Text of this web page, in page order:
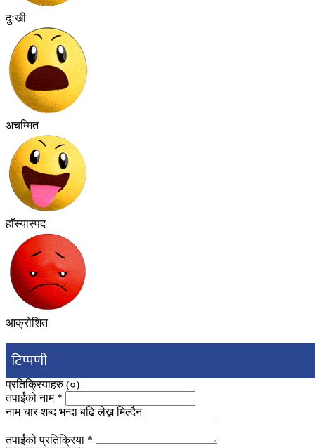
दुःखी
अचम्मित
हाँस्यास्पद
आक्रोशित
टिप्पणी
प्रतिक्रियाहरु (०)
तपाईंको नाम *
नाम चार शब्द भन्दा बढि लेख्न मिल्दैन
तपाईंको प्रतिक्रिया *